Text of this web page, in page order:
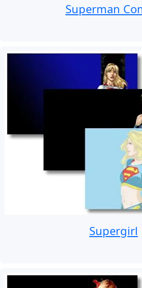
Superman
Supergirl